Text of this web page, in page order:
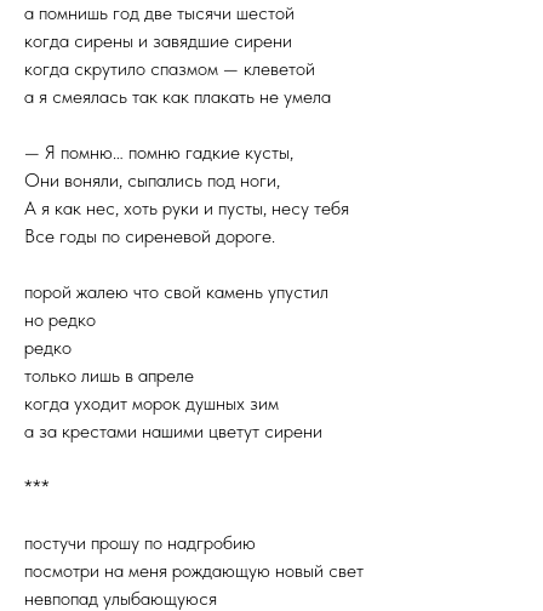
а помнишь год две тысячи шестой
когда сирены и завядшие сирени
когда скрутило спазмом — клеветой
а я смеялась так как плакать не умела
— Я помню… помню гадкие кусты,
Они воняли, сыпались под ноги,
А я как нес, хоть руки и пусты, несу тебя
Все годы по сиреневой дороге.
порой жалею что свой камень упустил
но редко
редко
только лишь в апреле
когда уходит морок душных зим
а за крестами нашими цветут сирени
***
постучи прошу по надгробию
посмотри на меня рождающую новый свет
невпопад улыбающуюся